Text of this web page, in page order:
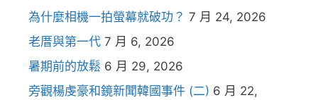
為什麼相機一拍螢幕就破功？ 7 月 24, 2026
老厝與第一代 7 月 6, 2026
暑期前的放鬆 6 月 29, 2026
旁觀楊虔豪和鏡新聞韓國事件 (二) 6 月 22,